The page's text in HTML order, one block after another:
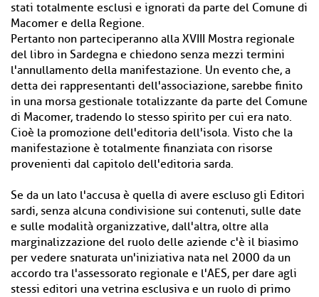
stati totalmente esclusi e ignorati da parte del Comune di
Macomer e della Regione.
Pertanto non parteciperanno alla XVIII Mostra regionale
del libro in Sardegna e chiedono senza mezzi termini
l'annullamento della manifestazione. Un evento che, a
detta dei rappresentanti dell'associazione, sarebbe finito
in una morsa gestionale totalizzante da parte del Comune
di Macomer, tradendo lo stesso spirito per cui era nato.
Cioè la promozione dell'editoria dell'isola. Visto che la
manifestazione è totalmente finanziata con risorse
provenienti dal capitolo dell'editoria sarda.
Se da un lato l'accusa è quella di avere escluso gli Editori
sardi, senza alcuna condivisione sui contenuti, sulle date
e sulle modalità organizzative, dall'altra, oltre alla
marginalizzazione del ruolo delle aziende c'è il biasimo
per vedere snaturata un'iniziativa nata nel 2000 da un
accordo tra l'assessorato regionale e l'AES, per dare agli
stessi editori una vetrina esclusiva e un ruolo di primo